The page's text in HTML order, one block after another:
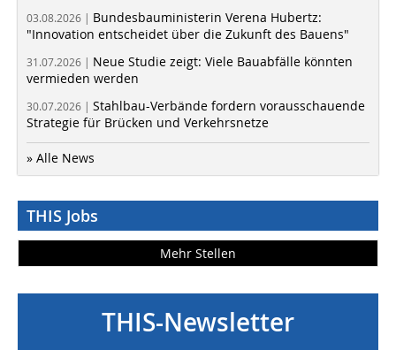
03.08.2026 | Bundesbauministerin Verena Hubertz:
"Innovation entscheidet über die Zukunft des Bauens"
31.07.2026 | Neue Studie zeigt: Viele Bauabfälle könnten
vermieden werden
30.07.2026 | Stahlbau-Verbände fordern vorausschauende
Strategie für Brücken und Verkehrsnetze
» Alle News
THIS Jobs
Mehr Stellen
THIS-Newsletter